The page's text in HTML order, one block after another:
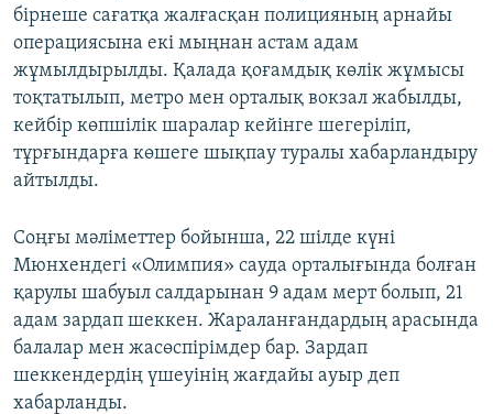
бірнеше сағатқа жалғасқан полицияның арнайы
операциясына екі мыңнан астам адам
жұмылдырылды. Қалада қоғамдық көлік жұмысы
тоқтатылып, метро мен орталық вокзал жабылды,
кейбір көпшілік шаралар кейінге шегеріліп,
тұрғындарға көшеге шықпау туралы хабарландыру
айтылды.
Соңғы мәліметтер бойынша, 22 шілде күні
Мюнхендегі «Олимпия» сауда орталығында болған
қарулы шабуыл салдарынан 9 адам мерт болып, 21
адам зардап шеккен. Жараланғандардың арасында
балалар мен жасөспірімдер бар. Зардап
шеккендердің үшеуінің жағдайы ауыр деп
хабарланды.